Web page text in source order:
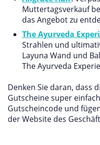
Muttertagsverkauf
das Angebot zu
The Ayurveda
Strahlen und
Layuna Wand und
The Ayurveda
Denken Sie daran, dass
Gutscheine super
Gutscheincode und
der Website des